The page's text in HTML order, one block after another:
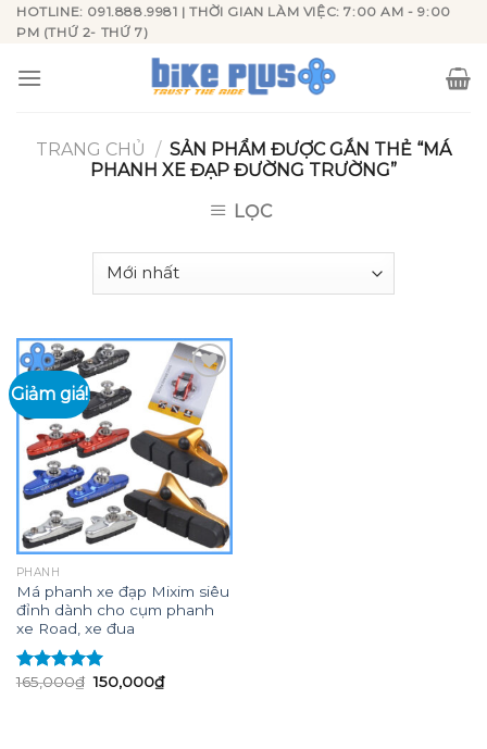
Skip
content
HOTLINE: 091.888.9981 | THỜI GIAN LÀM VIỆC: 7:00 AM - 9:00
PM (THỨ 2- THỨ 7)
TRANG CHỦ / SẢN PHẨM ĐƯỢC GẮN THẺ “MÁ
PHANH XE ĐẠP ĐƯỜNG TRƯỜNG”
LỌC
Giảm giá!
Add to
wishlist
PHANH
Má phanh xe đạp Mixim siêu
đỉnh dành cho cụm phanh
xe Road, xe đua
Được xếp
165,000₫ Giá
gốc
150,000₫Giá
hiện